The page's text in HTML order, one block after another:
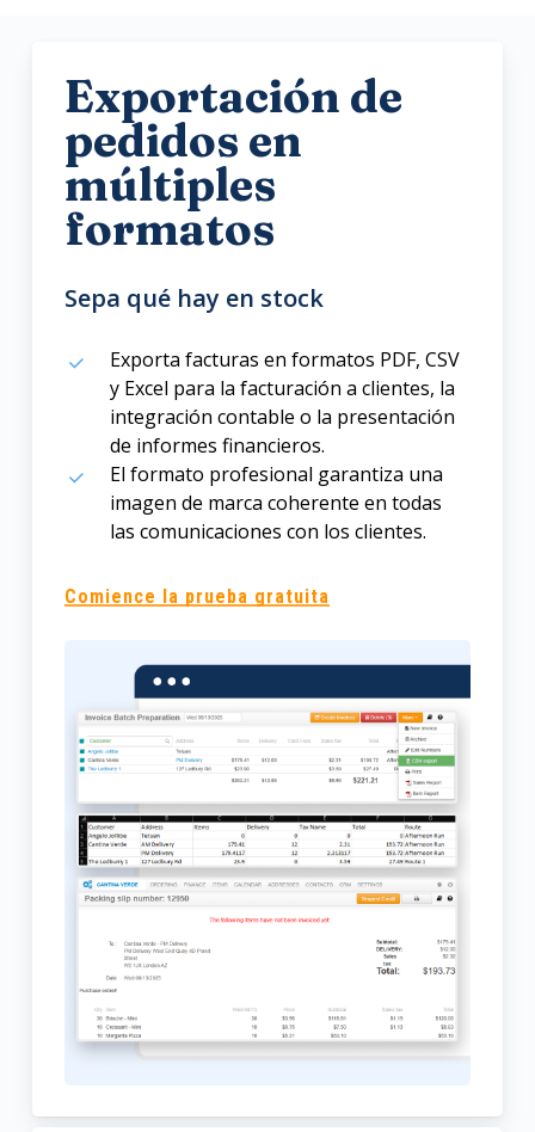
Exportación de
pedidos en
múltiples
formatos
Sepa qué hay en stock
Exporta facturas en formatos PDF, CSV
y Excel para la facturación a clientes, la
integración contable o la presentación
de informes financieros.
El formato profesional garantiza una
imagen de marca coherente en todas
las comunicaciones con los clientes.
Comience la prueba gratuita